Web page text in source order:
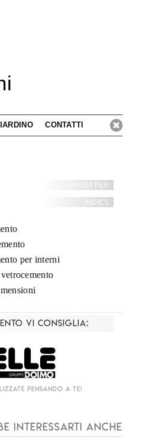
CONTATTI
NAVIGA PER:
INDICE:
per interni
vi consiglia:
interessarti anche